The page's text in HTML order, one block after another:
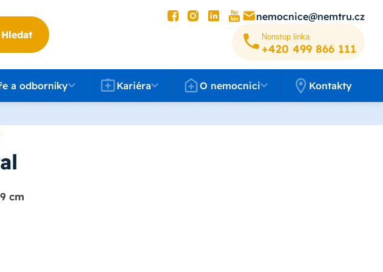
Hledat
nemocnice@nemtru.cz
Nonstop linka
+420 499 8­66 111
a odborníky
Kariéra
Kariéra
O nemocnici
O nemocnici Kontakty
cm